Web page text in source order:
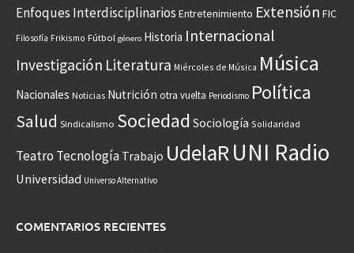
Enfoques Interdisciplinarios Entretenimiento Extensión FIC
Filosofía Frikismo Fútbol género Historia Internacional
Investigación Literatura Miércoles de Música Música
Nacionales Noticias Nutrición otra vuelta Periodismo Política
Salud Sindicalismo Sociedad Sociología Solidaridad
Teatro Tecnología Trabajo UdelaRUNI Radio
Universidad Universo Alternativo
COMENTARIOS RECIENTES